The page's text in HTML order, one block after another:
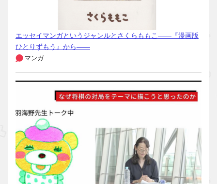
エッセイマンガというジャンルとさくらももこ――『漫画版
ひとりずもう』から――
マンガ